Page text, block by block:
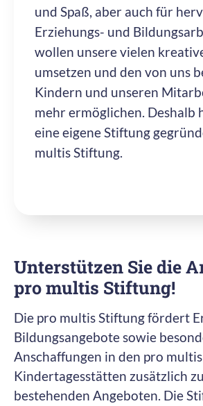
und Spaß, aber auch für
Erziehungs- und
wollen unsere vielen
umsetzen und den von uns
Kindern und unseren
mehr ermöglichen. Deshalb
eine eigene Stiftung
multis Stiftung.
Unterstützen Sie die
pro multis Stiftung!
Die pro multis Stiftung fördert
Bildungsangebote sowie
Anschaffungen in den pro multis
Kindertagesstätten zusätzlich
bestehenden Angeboten. Die